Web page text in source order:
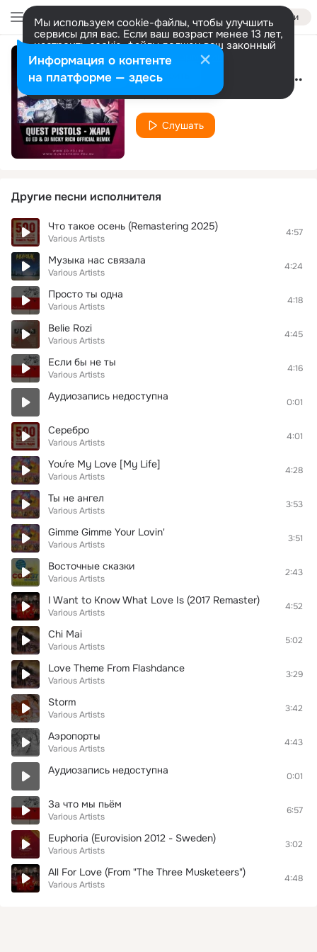
Войти
Мы используем cookie-файлы, чтобы улучшить
сервисы для вас. Если ваш возраст менее 13 лет,
настроить cookie-файлы должен ваш законный
представитель. Больше информации
Разрешить все Настроить 3 Желания (DJ Kirill Clash & Ruslan Mitrofanov Remix)
Various Artists
Слушать
Другие песни исполнителя
Что такое осень (Remastering 2025)
Various Artists
4:57
Музыка нас связала
Various Artists
4:24
Просто ты одна
Various Artists
4:18
Belie Rozi
Various Artists
4:45
Если бы не ты
Various Artists
4:16
Аудиозапись недоступна 0:01
Серебро
Various Artists
4:01
You´re My Love [My Life]
Various Artists
4:28
Ты не ангел
Various Artists
3:53
Gimme Gimme Your Lovin'
Various Artists
3:51
Восточные сказки
Various Artists
2:43
I Want to Know What Love Is (2017 Remaster)
Various Artists
4:52
Chi Mai
Various Artists
5:02
Love Theme From Flashdance
Various Artists
3:29
Storm
Various Artists
3:42
Аэропорты
Various Artists
4:43
Аудиозапись недоступна 0:01
За что мы пьём
Various Artists
6:57
Euphoria (Eurovision 2012 - Sweden)
Various Artists
3:02
All For Love (From "The Three Musketeers")
Various Artists
4:48
Информация о контенте
на платформе — здесь